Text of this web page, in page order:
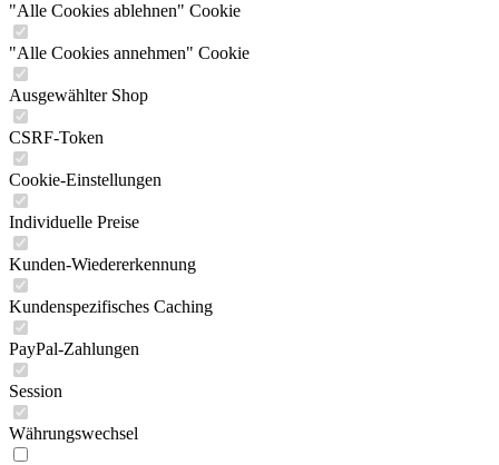
"Alle Cookies ablehnen" Cookie
"Alle Cookies annehmen" Cookie
Ausgewählter Shop
CSRF-Token
Cookie-Einstellungen
Individuelle Preise
Kunden-Wiedererkennung
Kundenspezifisches Caching
PayPal-Zahlungen
Session
Währungswechsel